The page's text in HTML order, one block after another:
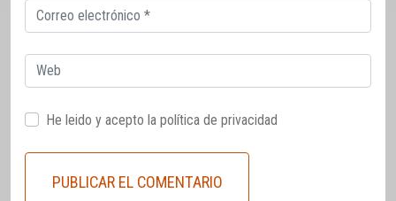
Correo
electrónico
Web
He leido y acepto la política de privacidad